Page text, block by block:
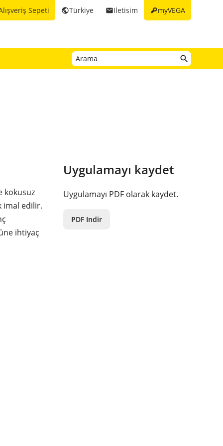
keymyVEGA
emailIletisim
publicTürkiye
Sepeti
kokusuz
imal edilir.
ihtiyaç
Uygulamayı kaydet
Uygulamayı PDF olarak kaydet.
PDF Indir